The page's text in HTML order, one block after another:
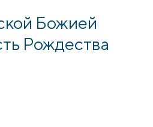
Божией
Рождества